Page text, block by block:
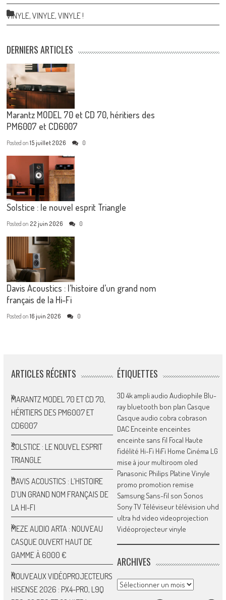
VINYLE, VINYLE, VINYLE !
DERNIERS ARTICLES
Marantz MODEL 70 et CD 70, héritiers des
PM6007 et CD6007
Posted on15 juillet 2026 0
Solstice : le nouvel esprit Triangle
Posted on 22 juin 2026 0
Davis Acoustics : l’histoire d’un grand nom
français de la Hi-Fi
Posted on16 juin 2026 0
ARTICLES RÉCENTS
MARANTZ MODEL 70 ET CD 70,
HÉRITIERS DES PM6007 ET
CD6007
SOLSTICE : LE NOUVEL ESPRIT
TRIANGLE
DAVIS ACOUSTICS : L’HISTOIRE
D’UN GRAND NOM FRANÇAIS DE
LA HI-FI
MEZE AUDIO ARTA : NOUVEAU
CASQUE OUVERT HAUT DE
GAMME À 6000 €
NOUVEAUX VIDÉOPROJECTEURS
HISENSE 2026 : PX4-PRO, L9Q
ÉTIQUETTES
3D 4kampli audio Audiophile Blu-
ray bluetooth bon plan Casque
Casque audio cobra cobrason
DAC Enceinte enceintes
enceinte sans fil Focal Haute
fidélité Hi-Fi HiFi Home Cinéma LG
mise à jour multiroom oled
Panasonic Philips Platine Vinyle
promo promotion remise
SamsungSans-fil son Sonos
SonyTVTéléviseur télévision uhd
ultra hd video videoprojection
Vidéoprojecteurvinyle
ARCHIVES
Archives
YOUTUBE INSTAGRAM